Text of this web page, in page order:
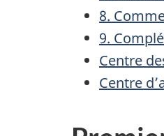
8.
9.
Centre
Centre